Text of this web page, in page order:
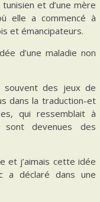
et d’une mère
elle a commencé à
et émancipateurs.
d’une maladie non
souvent des jeux de
dans la traduction-et
qui ressemblait à
devenues des
et j’aimais cette idée
a déclaré dans une